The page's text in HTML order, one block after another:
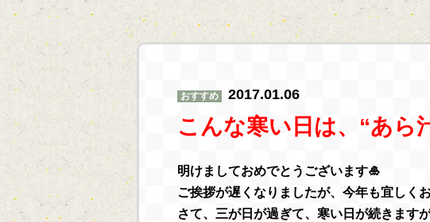
おすすめ 2017.01.06
こんな寒い日は、“あら
明けましておめでとうございます🎍
ご挨拶が遅くなりましたが、今年も宜しく
さて、三が日が過ぎて、寒い日が続きます